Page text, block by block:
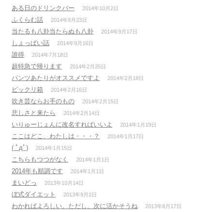
シ
ョ
ン
ある日のドリンクバー 2014年10月2日
ふくらむ話 2014年9月23日
当たるも八卦当たらぬも八卦 2014年9月17日
しょっぱい話 2014年9月16日
誰得 2014年7月18日
超特急で帰ります 2014年2月25日
パンツあたりがオススメですよ 2014年2月18日
ビックリ箱 2014年2月16日
吹き芸ならお手のもの 2014年2月15日
悲しさと来たら 2014年2月14日
いりゅーじょんに改名すればいいよ 2014年1月19日
ここはどこ、わたしは・・・？ 2014年1月17日
( ﾟдﾟ) 2014年1月15日
こちらもつつがなく 2014年1月1日
2014年も順調です 2014年1月1日
まいどっ 2013年10月14日
ぼ式ダイエット 2013年9月2日
わかればよろしい。ただし、次に活かそうね 2013年8月17日